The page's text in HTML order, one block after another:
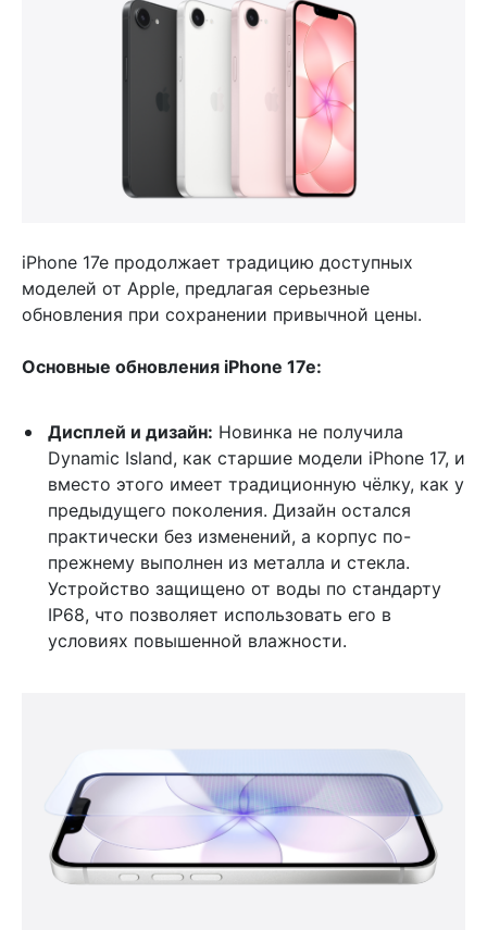
iPhone 17e продолжает традицию доступных
моделей от Apple, предлагая серьезные
обновления при сохранении привычной цены.
Основные обновления iPhone 17e:
Дисплей и дизайн: Новинка не получила
Dynamic Island, как старшие модели iPhone 17, и
вместо этого имеет традиционную чёлку, как у
предыдущего поколения. Дизайн остался
практически без изменений, а корпус по-
прежнему выполнен из металла и стекла.
Устройство защищено от воды по стандарту
IP68, что позволяет использовать его в
условиях повышенной влажности.